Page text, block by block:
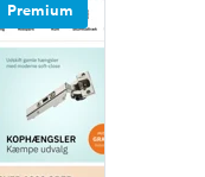
Premium